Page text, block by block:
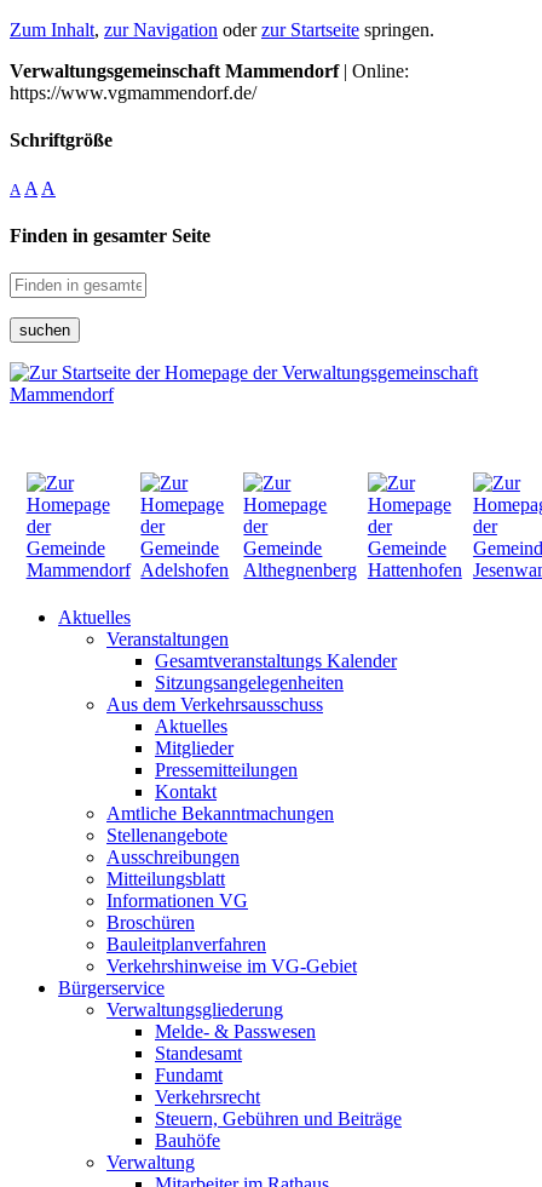
Zum Inhalt, zur Navigation oderzur Startseite springen.
Verwaltungsgemeinschaft Mammendorf| Online:
https://www.vgmammendorf.de/
Schriftgröße
A A A
Finden in gesamter Seite
suchen
Aktuelles
Veranstaltungen
Gesamtveranstaltungs Kalender
Sitzungsangelegenheiten
Aus dem Verkehrsausschuss
Aktuelles
Mitglieder
Pressemitteilungen
Kontakt
Amtliche Bekanntmachungen
Stellenangebote
Ausschreibungen
Mitteilungsblatt
Informationen VG
Broschüren
Bauleitplanverfahren
Verkehrshinweise im VG-Gebiet
Bürgerservice
Verwaltungsgliederung
Melde- & Passwesen
Standesamt
Fundamt
Verkehrsrecht
Steuern, Gebühren und Beiträge
Bauhöfe
Verwaltung